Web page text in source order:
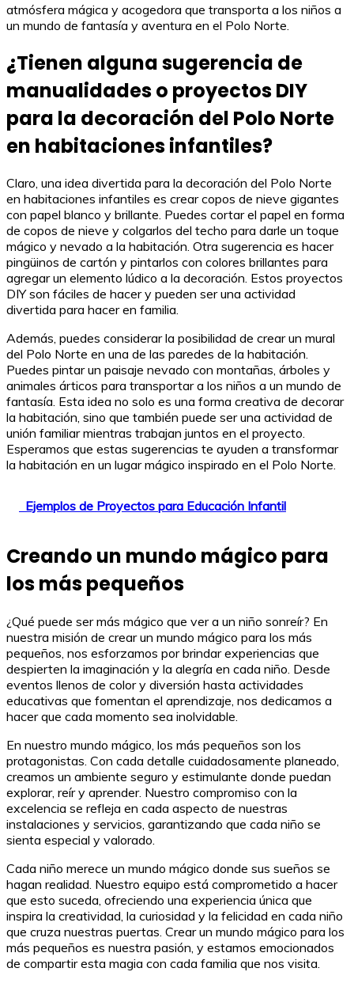
atmósfera mágica y acogedora que transporta a los niños a
un mundo de fantasía y aventura en el Polo Norte.
¿Tienen alguna sugerencia de
manualidades o proyectos DIY
para la decoración del Polo Norte
en habitaciones infantiles?
Claro, una idea divertida para la decoración del Polo Norte
en habitaciones infantiles es crear copos de nieve gigantes
con papel blanco y brillante. Puedes cortar el papel en forma
de copos de nieve y colgarlos del techo para darle un toque
mágico y nevado a la habitación. Otra sugerencia es hacer
pingüinos de cartón y pintarlos con colores brillantes para
agregar un elemento lúdico a la decoración. Estos proyectos
DIY son fáciles de hacer y pueden ser una actividad
divertida para hacer en familia.
Además, puedes considerar la posibilidad de crear un mural
del Polo Norte en una de las paredes de la habitación.
Puedes pintar un paisaje nevado con montañas, árboles y
animales árticos para transportar a los niños a un mundo de
fantasía. Esta idea no solo es una forma creativa de decorar
la habitación, sino que también puede ser una actividad de
unión familiar mientras trabajan juntos en el proyecto.
Esperamos que estas sugerencias te ayuden a transformar
la habitación en un lugar mágico inspirado en el Polo Norte.
Ejemplos de Proyectos para Educación Infantil
Creando un mundo mágico para
los más pequeños
¿Qué puede ser más mágico que ver a un niño sonreír? En
nuestra misión de crear un mundo mágico para los más
pequeños, nos esforzamos por brindar experiencias que
despierten la imaginación y la alegría en cada niño. Desde
eventos llenos de color y diversión hasta actividades
educativas que fomentan el aprendizaje, nos dedicamos a
hacer que cada momento sea inolvidable.
En nuestro mundo mágico, los más pequeños son los
protagonistas. Con cada detalle cuidadosamente planeado,
creamos un ambiente seguro y estimulante donde puedan
explorar, reír y aprender. Nuestro compromiso con la
excelencia se refleja en cada aspecto de nuestras
instalaciones y servicios, garantizando que cada niño se
sienta especial y valorado.
Cada niño merece un mundo mágico donde sus sueños se
hagan realidad. Nuestro equipo está comprometido a hacer
que esto suceda, ofreciendo una experiencia única que
inspira la creatividad, la curiosidad y la felicidad en cada niño
que cruza nuestras puertas. Crear un mundo mágico para los
más pequeños es nuestra pasión, y estamos emocionados
de compartir esta magia con cada familia que nos visita.